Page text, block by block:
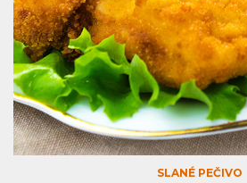
SLANÉ PEČIVO